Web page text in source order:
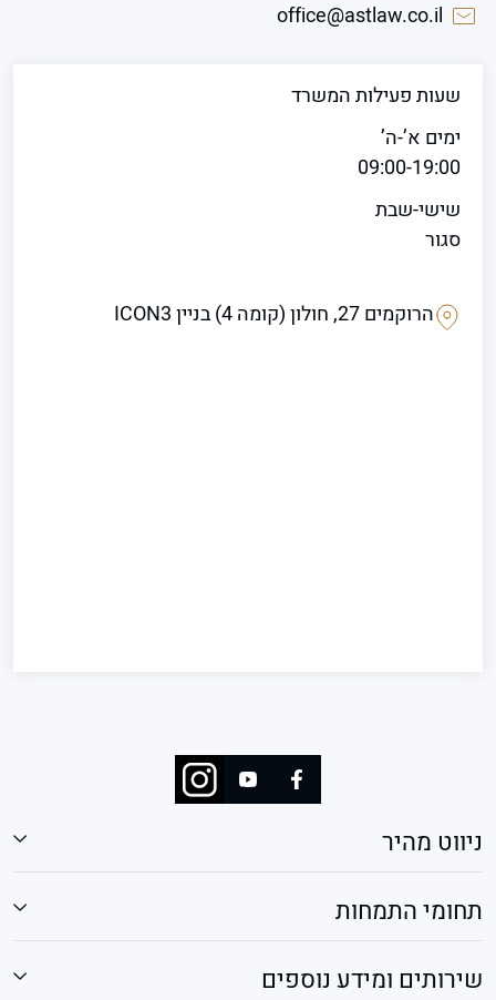
office@astlaw.co.il
שעות פעילות המשרד
ימים א’-ה’
09:00-19:00
שישי-שבת
סגור
הרוקמים 27, חולון (קומה 4) בניין ICON3
ניווט מהיר
תחומי התמחות
שירותים ומידע נוספים